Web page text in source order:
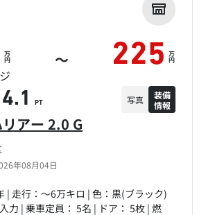
年08月04日
リアー 2.0 G
| 走行：～6万キロ | 色：黒(ブラック)
力 | 乗車定員： 5名 | ドア： 5枚 | 燃
万
円 ～ 225 万
円
4.1 PT 写真
装備
情報